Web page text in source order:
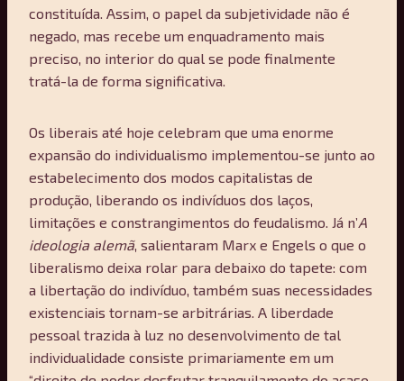
constituída. Assim, o papel da subjetividade não é
negado, mas recebe um enquadramento mais
preciso, no interior do qual se pode finalmente
tratá-la de forma significativa.
Os liberais até hoje celebram que uma enorme
expansão do individualismo implementou-se junto ao
estabelecimento dos modos capitalistas de
produção, liberando os indivíduos dos laços,
limitações e constrangimentos do feudalismo. Já n’A
ideologia alemã, salientaram Marx e Engels o que o
liberalismo deixa rolar para debaixo do tapete: com
a libertação do indivíduo, também suas necessidades
existenciais tornam-se arbitrárias. A liberdade
pessoal trazida à luz no desenvolvimento de tal
individualidade consiste primariamente em um